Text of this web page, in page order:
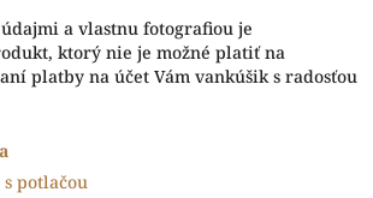
a vlastnu fotografiou je
ktorý nie je možné platiť na
platby na účet Vám vankúšik s radosťou
potlačou